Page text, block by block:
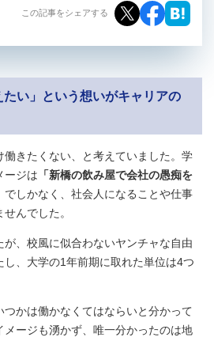
この記事をシェアする
たい」という想いがキャリアの
働きたくない、と考えていました。学
ージは 「新橋の飲み屋で会社の愚痴を
でしかなく、社会人になることや仕事
んでした。
、校風に似合わないヤンチャな自由
し、大学の1年前期に取れた単位は4つ
かは働かなくてはならいと分かって
メージも湧かず、唯一分かったのは地